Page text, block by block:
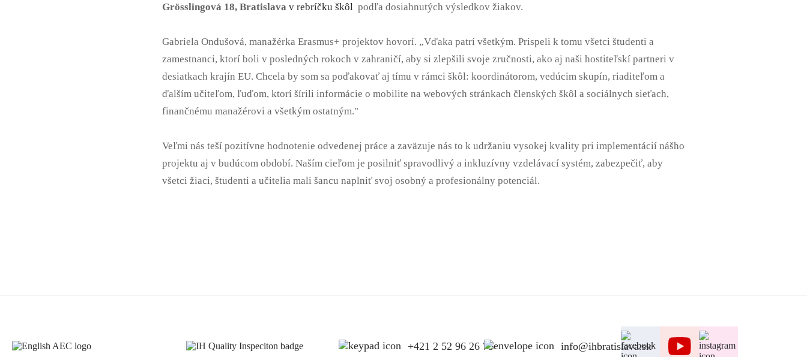
Grösslingová 18, Bratislava v rebríčku škôl podľa dosiahnutých výsledkov žiakov.
Gabriela Ondušová, manažérka Erasmus+ projektov hovorí. „Vďaka patrí všetkým. Prispeli k tomu všetci študenti a
zamestnanci, ktorí boli v posledných rokoch v zahraničí, aby si zlepšili svoje zručnosti, ako aj naši hostiteľskí partneri v
desiatkach krajín EU. Chcela by som sa poďakovať aj tímu v rámci škôl: koordinátorom, vedúcim skupín, riaditeľom a
ďalším učiteľom, ľuďom, ktorí šírili informácie o mobilite na webových stránkach členských škôl a sociálnych sieťach,
finančnému manažérovi a všetkým ostatným."
Veľmi nás teší pozitívne hodnotenie odvedenej práce a zaväzuje nás to k udržaniu vysokej kvality pri implementácií nášho
projektu aj v budúcom období. Naším cieľom je posilniť spravodlivý a inkluzívny vzdelávací systém, zabezpečiť, aby
všetci žiaci, študenti a učitelia mali šancu naplniť svoj osobný a profesionálny potenciál.
+421 2 52 96 26 75 info@ihbratislava.sk